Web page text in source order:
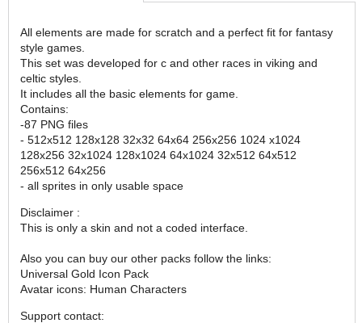
All elements are made for scratch and a perfect fit for fantasy
style games.
This set was developed for c and other races in viking and
celtic styles.
It includes all the basic elements for game.
Contains:
-87 PNG files
- 512x512 128x128 32x32 64x64 256x256 1024 x1024
128x256 32x1024 128x1024 64x1024 32x512 64x512
256x512 64x256
- all sprites in only usable space
Disclaimer :
This is only a skin and not a coded interface.
Also you can buy our other packs follow the links:
Universal Gold Icon Pack
Avatar icons: Human Characters
Support contact: